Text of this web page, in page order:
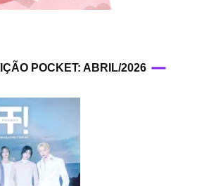
POCKET: ABRIL/2026